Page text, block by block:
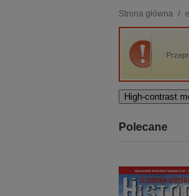
darmowe
edukacja
kobiece,
Strona główna
High-contrast
Polecane